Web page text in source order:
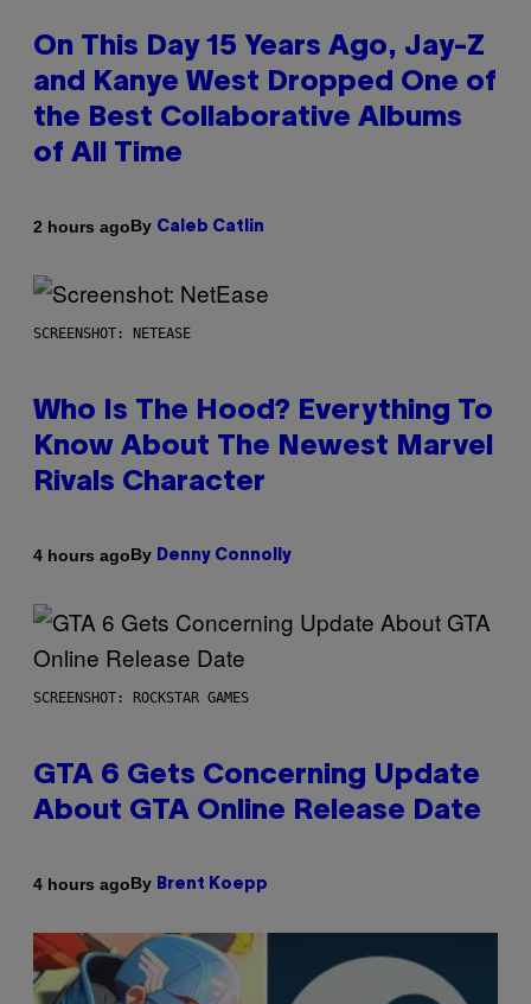
On This Day 15 Years Ago, Jay-Z
and Kanye West Dropped One of
the Best Collaborative Albums
of All Time
2 hours agoBy Caleb Catlin
SCREENSHOT: NETEASE
Who Is The Hood? Everything To
Know About The Newest Marvel
Rivals Character
4 hours agoBy Denny Connolly
SCREENSHOT: ROCKSTAR GAMES
GTA 6 Gets Concerning Update
About GTA Online Release Date
4 hours agoBy Brent Koepp